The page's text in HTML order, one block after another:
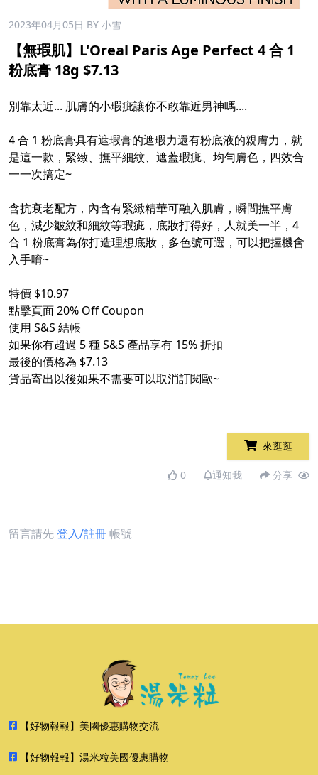
2023年04月05日 BY 小雪
【無瑕肌】L'Oreal Paris Age Perfect 4 合 1
粉底膏 18g $7.13
別靠太近... 肌膚的小瑕疵讓你不敢靠近男神嗎....
4 合 1 粉底膏具有遮瑕膏的遮瑕力還有粉底液的親膚力，就
是這一款，緊緻、撫平細紋、遮蓋瑕疵、均勻膚色，四效合
一一次搞定~
含抗衰老配方，內含有緊緻精華可融入肌膚，瞬間撫平膚
色，減少皺紋和細紋等瑕疵，底妝打得好，人就美一半，4
合 1 粉底膏為你打造理想底妝，多色號可選，可以把握機會
入手唷~
特價 $10.97
點擊頁面 20% Off Coupon
使用 S&S 結帳
如果你有超過 5 種 S&S 產品享有 15% 折扣
最後的價格為 $7.13
貨品寄出以後如果不需要可以取消訂閱歐~
來逛逛
0 通知我 分享
留言請先登入/註冊帳號
【好物報報】美國優惠購物交流
【好物報報】湯米粒美國優惠購物